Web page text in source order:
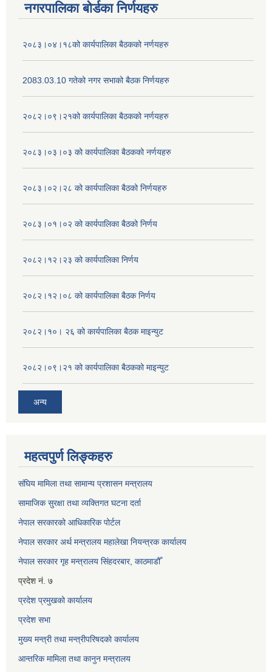
नगरपालिका बोर्डका निर्णयहरु
२०८३।०४।१८को कार्यपालिका बैठकको नर्णयहरु
2083.03.10 गतेको नगर सभाको बैठक निर्णयहरु
२०८२।०९।२१को कार्यपालिका बैठकको नर्णयहरु
२०८३।०३।०३ को कार्यपालिका बैठकको नर्णयहरु
२०८३।०२।२८ को कार्यपालिका बैठको निर्णयहरु
२०८३।०१।०२ को कार्यपालिका बैठको निर्णय
२०८२।१२।२३ को कार्यपालिका निर्णय
२०८२।१२।०८ को कार्यपालिका बैठक निर्णय
२०८२।१०। २६ को कार्यपालिका बैठक माइन्युट
२०८२।०९।२१ को कार्यपालिका बैठकको माइन्युट
अन्य
महत्वपुर्ण लिङ्कहरु
संघिय मामिला तथा सामान्य प्रशासन मन्त्रालय
सामाजिक सुरक्षा तथा व्यक्तिगत घटना दर्ता
नेपाल सरकारको आधिकारिक पोर्टल
नेपाल सरकार अर्थ मन्त्रालय महालेखा नियन्त्रक कार्यालय
नेपाल सरकार गृह मन्त्रालय सिंहदरबार, काठमाडौँ
प्रदेश नं. ७
प्रदेश प्रमुखको कार्यालय
प्रदेश सभा
मुख्य मन्त्री तथा मन्त्रीपरिषदको कार्यालय
आन्तरिक मामिला तथा कानुन मन्त्रालय